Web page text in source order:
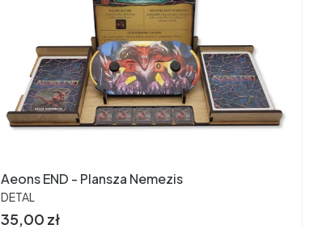
Aeons END - Plansza Nemezis
PRODUCENT
DETAL
Cena
35,00 zł